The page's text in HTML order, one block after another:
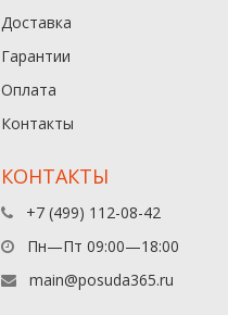
Доставка
Гарантии
Оплата
Контакты
КОНТАКТЫ
+7 (499) 112-08-42
Пн—Пт 09:00—18:00
main@posuda365.ru